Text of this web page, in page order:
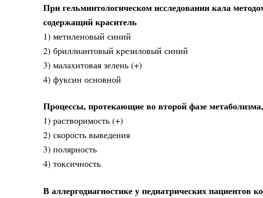
При гельминтологическом исследовании кала
содержащий краситель
1) метиленовый синий
2) бриллиантовый крезиловый синий
3) малахитовая зелень (+)
4) фуксин основной
Процессы, протекающие во второй фазе
1) растворимость (+)
2) скорость выведения
3) полярность
4) токсичность
В аллергодиагностике у педиатрических пациентов